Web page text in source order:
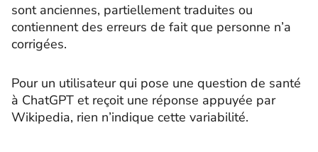
sont anciennes, partiellement traduites ou
contiennent des erreurs de fait que personne n’a
corrigées.
Pour un utilisateur qui pose une question de santé
à ChatGPT et reçoit une réponse appuyée par
Wikipedia, rien n’indique cette variabilité.